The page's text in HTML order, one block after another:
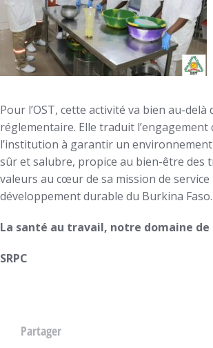
Pour l’OST, cette activité va bien au-delà
réglementaire. Elle traduit l’engagement
l’institution à garantir un
sûr et salubre, propice au bien-être des
valeurs au cœur de sa mission de
développement durable du Burkina Faso.
La santé au travail, notre domaine de
SRPC
Partager